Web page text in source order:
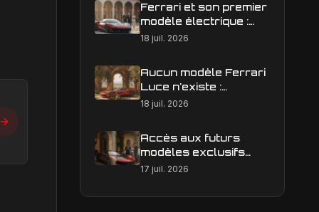
Ferrari et son premier
modèle électrique :
calendrier de
18 juil. 2026
Aucun modèle Ferrari
Luce n'existe :
clarification sur les
18 juil. 2026
Accès aux futurs
modèles exclusifs
Ferrari : l'achat
est-il une réalité ?
17 juil. 2026